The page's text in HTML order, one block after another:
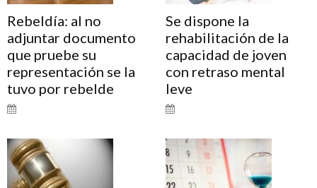
Rebeldía: al no
adjuntar documento
que pruebe su
representación se la
tuvo por rebelde
Se dispone la
rehabilitación de la
capacidad de joven
con retraso mental
leve